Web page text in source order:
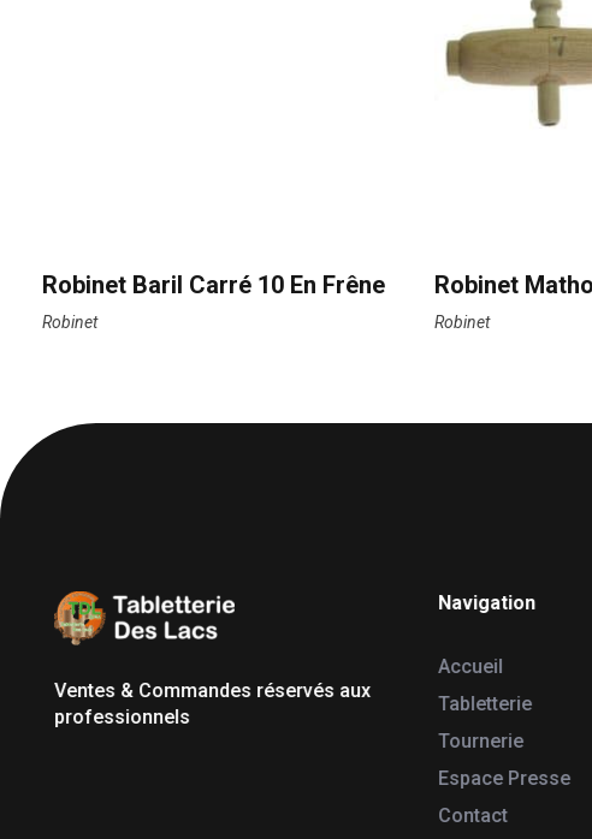
Robinet Baril Carré 10 En Frêne
Robinet
Robinet
Robinet
Ventes & Commandes réservés aux
professionnels
Navigation
Accueil
Tabletterie
Tournerie
Espace Presse
Contact